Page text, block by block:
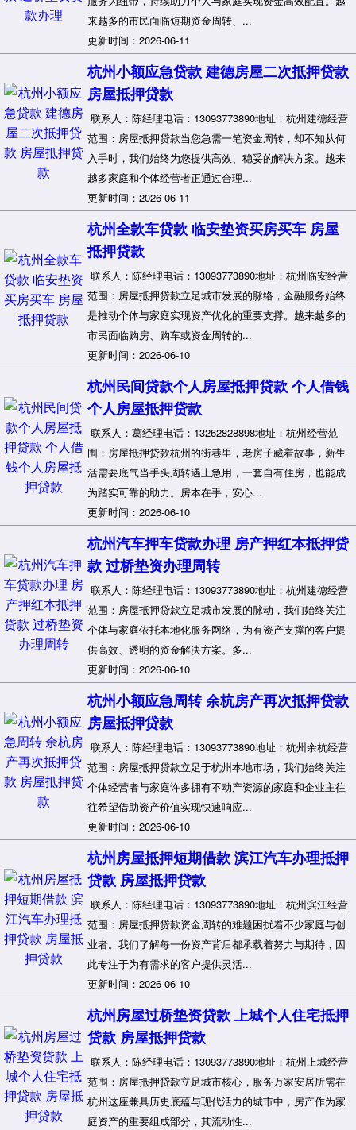
来越多的市民面临短期资金周转、...
更新时间：2026-06-11
杭州小额应急贷款 建德房屋二次抵押贷款
房屋抵押贷款
联系人：陈经理电话：13093773890地址：杭州建德经营
范围：房屋抵押贷款当您急需一笔资金周转，却不知从何
入手时，我们始终为您提供高效、稳妥的解决方案。越来
越多家庭和个体经营者正通过合理...
更新时间：2026-06-11
杭州全款车贷款 临安垫资买房买车 房屋
抵押贷款
联系人：陈经理电话：13093773890地址：杭州临安经营
范围：房屋抵押贷款立足城市发展的脉络，金融服务始终
是推动个体与家庭实现资产优化的重要支撑。越来越多的
市民面临购房、购车或资金周转的...
更新时间：2026-06-10
杭州民间贷款个人房屋抵押贷款 个人借钱
个人房屋抵押贷款
联系人：葛经理电话：13262828898地址：杭州经营范
围：房屋抵押贷款杭州的街巷里，老房子藏着故事，新生
活需要底气当手头周转遇上急用，一套自有住房，也能成
为踏实可靠的助力。房本在手，安心...
更新时间：2026-06-10
杭州汽车押车贷款办理 房产押红本抵押贷
款 过桥垫资办理周转
联系人：陈经理电话：13093773890地址：杭州建德经营
范围：房屋抵押贷款立足城市发展的脉动，我们始终关注
个体与家庭依托本地化服务网络，为有资产支撑的客户提
供高效、透明的资金解决方案。多...
更新时间：2026-06-10
杭州小额应急周转 余杭房产再次抵押贷款
房屋抵押贷款
联系人：陈经理电话：13093773890地址：杭州余杭经营
范围：房屋抵押贷款立足于杭州本地市场，我们始终关注
个体经营者与家庭许多拥有不动产资源的家庭和企业主往
往希望借助资产价值实现快速响应...
更新时间：2026-06-10
杭州房屋抵押短期借款 滨江汽车办理抵押
贷款 房屋抵押贷款
联系人：陈经理电话：13093773890地址：杭州滨江经营
范围：房屋抵押贷款资金周转的难题困扰着不少家庭与创
业者。我们了解每一份资产背后都承载着努力与期待，因
此专注于为有需求的客户提供灵活...
更新时间：2026-06-10
杭州房屋过桥垫资贷款 上城个人住宅抵押
贷款 房屋抵押贷款
联系人：陈经理电话：13093773890地址：杭州上城经营
范围：房屋抵押贷款立足城市核心，服务万家安居所需在
杭州这座兼具历史底蕴与现代活力的城市中，房产作为家
庭资产的重要组成部分，其流动性...